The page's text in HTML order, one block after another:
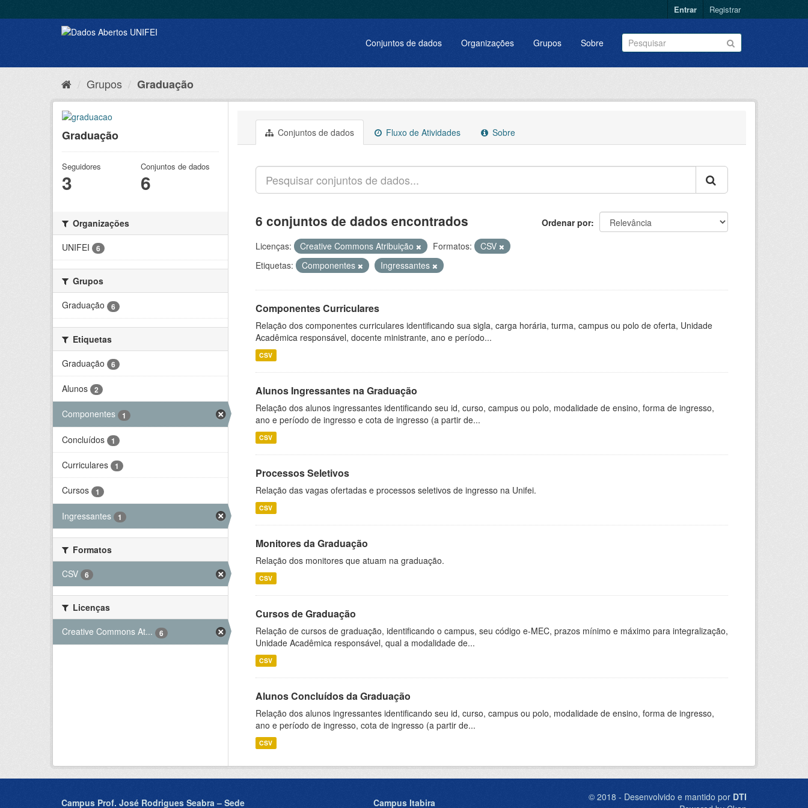
Entrar Registrar
Conjuntos de dados Organizações Grupos Sobre
Grupos Graduação
Graduação
Seguidores
3
Conjuntos de dados
6
Organizações
UNIFEI
6
Grupos
Graduação
6
Etiquetas
Graduação
6
Alunos 2
Componentes 1
Concluídos 1
Curriculares 1
Cursos 1
Ingressantes 1
Formatos
CSV
6
Licenças
Creative Commons At...
6
Conjuntos de dados Fluxo de Atividades Sobre
Ordenar por
6 conjuntos de dados encontrados
Licenças: Creative Commons Atribuição Formatos:
CSV
Etiquetas:
Componentes Ingressantes
Componentes Curriculares
Relação dos componentes curriculares identificando sua sigla, carga horária, turma, campus ou polo de oferta, Unidade
Acadêmica responsável, docente ministrante, ano e período...
CSV
Alunos Ingressantes na Graduação
Relação dos alunos ingressantes identificando seu id, curso, campus ou polo, modalidade de ensino, forma de ingresso,
ano e período de ingresso e cota de ingresso (a partir de...
CSV
Processos Seletivos
Relação das vagas ofertadas e processos seletivos de ingresso na Unifei.
CSV
Monitores da Graduação
Relação dos monitores que atuam na graduação.
CSV
Cursos de Graduação
Relação de cursos de graduação, identificando o campus, seu código e-MEC, prazos mínimo e máximo para integralização,
Unidade Acadêmica responsável, qual a modalidade de...
CSV
Alunos Concluídos da Graduação
Relação dos alunos ingressantes identificando seu id, curso, campus ou polo, modalidade de ensino, forma de ingresso,
ano e período de ingresso, cota de ingresso (a partir de...
CSV
Campus Prof. José Rodrigues Seabra – Sede Campus Itabira © 2018 - Desenvolvido e mantido por DTI